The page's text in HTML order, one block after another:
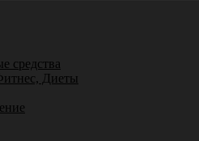
средства
Диеты